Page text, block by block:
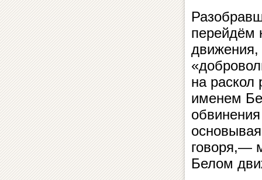
перейдём
на раскол
именем
говоря,—
Белом